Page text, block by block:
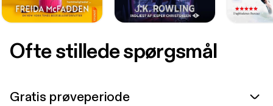
Ofte stillede spørgsmål
Gratis prøveperiode